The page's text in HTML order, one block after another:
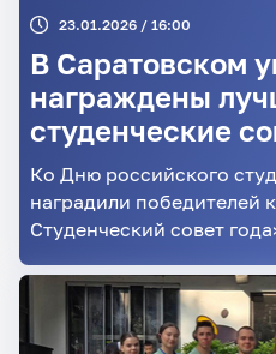
23.01.2026 / 16:00
В Саратовском
награждены
студенческие
Ко Дню российского
наградили победителей
Студенческий совет